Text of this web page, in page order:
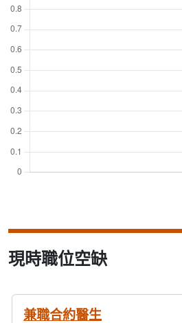
現時職位空缺
兼職合約醫生